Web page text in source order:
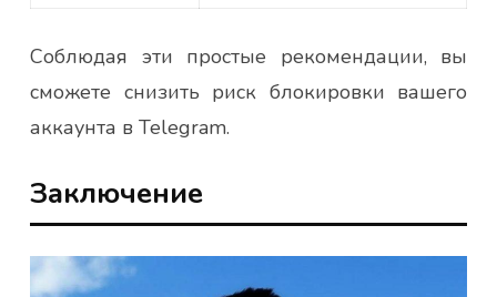
Соблюдая эти простые рекомендации, вы
сможете снизить риск блокировки вашего
аккаунта в Telegram.
Заключение